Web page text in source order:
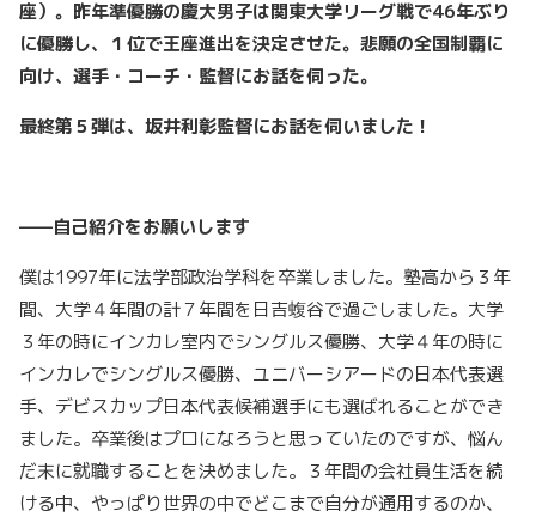
座）。昨年準優勝の慶大男子は関東大学リーグ戦で46年ぶり
に優勝し、１位で王座進出を決定させた。悲願の全国制覇に
向け、選手・コーチ・監督にお話を伺った。
最終第５弾は、坂井利彰監督にお話を伺いました！
——自己紹介をお願いします
僕は1997年に法学部政治学科を卒業しました。塾高から３年
間、大学４年間の計７年間を日吉蝮谷で過ごしました。大学
３年の時にインカレ室内でシングルス優勝、大学４年の時に
インカレでシングルス優勝、ユニバーシアードの日本代表選
手、デビスカップ日本代表候補選手にも選ばれることができ
ました。卒業後はプロになろうと思っていたのですが、悩ん
だ末に就職することを決めました。３年間の会社員生活を続
ける中、やっぱり世界の中でどこまで自分が通用するのか、